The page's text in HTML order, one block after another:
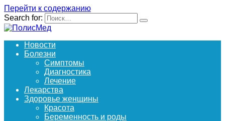
Перейти к содержанию
Search for:
Новости
Болезни
Симптомы
Диагностика
Лечение
Лекарства
Здоровье женщины
Красота
Беременность и роды